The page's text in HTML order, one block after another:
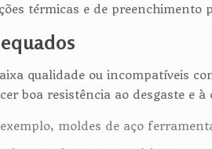
térmicas e de preenchimento
qualidade ou incompatíveis
boa resistência ao desgaste e à
moldes de aço